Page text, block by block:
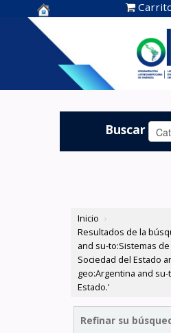
Centro de
Documentación
OLADE -
Buscar
Inicio ›
Resultados de la
and su-to:Sistemas
Sociedad del Estado
geo:Argentina and su-
Estado.'
Refinar su